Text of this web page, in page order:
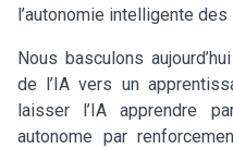
l’autonomie intelligente
Nous basculons
de l’IA vers un
laisser l’IA apprendre
autonome par